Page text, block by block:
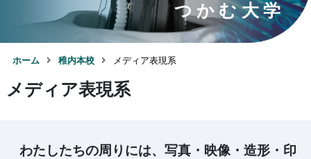
つかむ大学
ホーム 稚内本校 メディア表現系
メディア表現系
わたしたちの周りには、写真・映像・造形・印